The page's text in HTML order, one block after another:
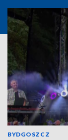
BYDGOSZCZ